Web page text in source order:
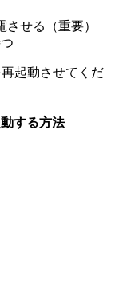
せる（重要）
起動させてくだ
する方法